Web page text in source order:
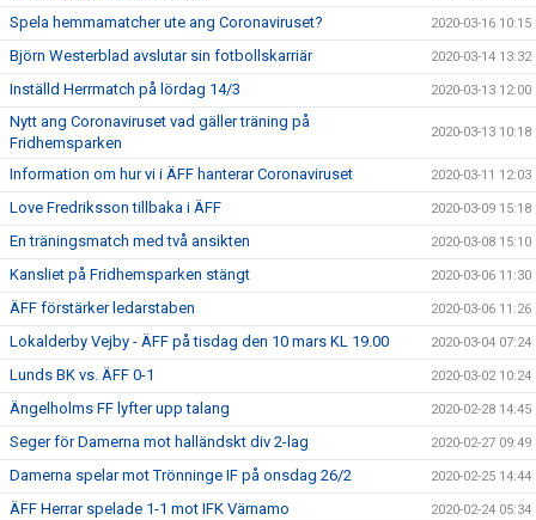
Spela hemmamatcher ute ang Coronaviruset? 2020-03-16 10:15
Björn Westerblad avslutar sin fotbollskarriär 2020-03-14 13:32
Inställd Herrmatch på lördag 14/3 2020-03-13 12:00
Nytt ang Coronaviruset vad gäller träning på
Fridhemsparken
2020-03-13 10:18
Information om hur vi i ÄFF hanterar Coronaviruset 2020-03-11 12:03
Love Fredriksson tillbaka i ÄFF 2020-03-09 15:18
En träningsmatch med två ansikten 2020-03-08 15:10
Kansliet på Fridhemsparken stängt 2020-03-06 11:30
ÄFF förstärker ledarstaben 2020-03-06 11:26
Lokalderby Vejby - ÄFF på tisdag den 10 mars KL 19.00 2020-03-04 07:24
Lunds BK vs. ÄFF 0-1 2020-03-02 10:24
Ängelholms FF lyfter upp talang 2020-02-28 14:45
Seger för Damerna mot halländskt div 2-lag 2020-02-27 09:49
Damerna spelar mot Trönninge IF på onsdag 26/2 2020-02-25 14:44
ÄFF Herrar spelade 1-1 mot IFK Värnamo 2020-02-24 05:34